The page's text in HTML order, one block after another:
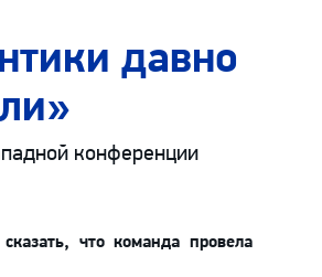
давно
конференции
что команда провела